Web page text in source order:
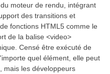
moteur de rendu, intégrant
des transitions et
fonctions HTML5 comme le
de la balise <video>
Censé être exécuté de
quel élément, elle peut
mais les développeurs